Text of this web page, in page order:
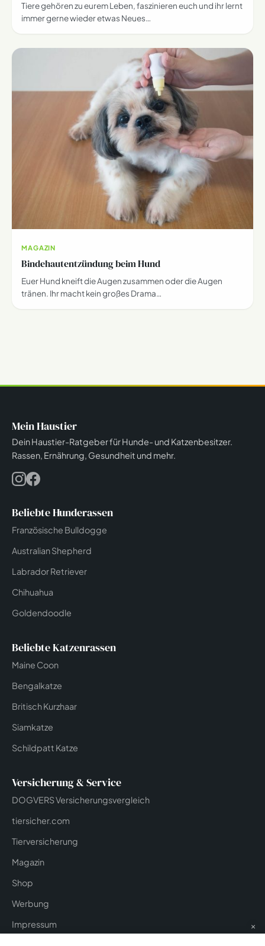
Tiere gehören zu eurem Leben, faszinieren euch und ihr lernt
immer gerne wieder etwas Neues…
MAGAZIN
Bindehautentzündung beim Hund
Euer Hund kneift die Augen zusammen oder die Augen
tränen. Ihr macht kein großes Drama…
Mein Haustier
Dein Haustier-Ratgeber für Hunde- und Katzenbesitzer.
Rassen, Ernährung, Gesundheit und mehr.
Beliebte Hunderassen
Französische Bulldogge
Australian Shepherd
Labrador Retriever
Chihuahua
Goldendoodle
Beliebte Katzenrassen
Maine Coon
Bengalkatze
Britisch Kurzhaar
Siamkatze
Schildpatt Katze
Versicherung & Service
DOGVERS Versicherungsvergleich
tiersicher.com
Tierversicherung
Magazin
Shop
Werbung
Impressum
×